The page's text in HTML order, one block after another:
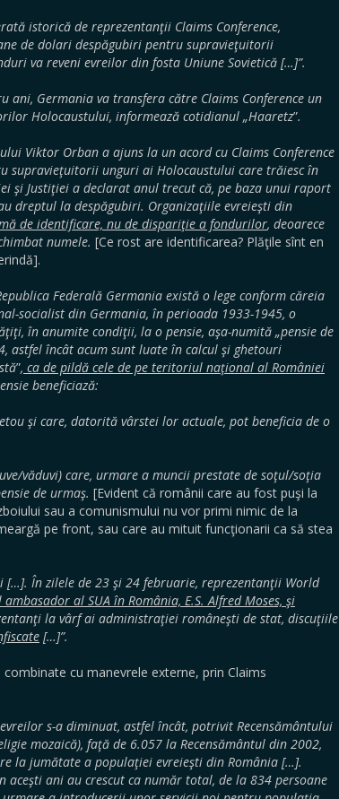
istorică de reprezentanţii Claims Conference,
de dolari despăgubiri pentru supravieţuitorii
va reveni evreilor din fosta Uniune Sovietică […]”.
Germania va transfera către Claims Conference un
Holocaustului, informează cotidianul „Haaretz”.
Viktor Orban a ajuns la un acord cu Claims Conference
supravieţuitorii unguri ai Holocaustului care trăiesc în
Justiţiei a declarat anul trecut că, pe baza unui raport
dreptul la despăgubiri. Organizaţiile evreieşti din
de identificare, nu de dispariţie a fondurilor, deoarece
numele. [Ce rost are identificarea? Plăţile sînt en
Federală Germania există o lege conform căreia
socialist din Germania, în perioada 1933-1945, o
în anumite condiţii, la o pensie, aşa-numită „pensie de
astfel încât acum sunt luate în calcul şi ghetouri
”, ca de pildă cele de pe teritoriul naţional al României
beneficiază:
şi care, datorită vârstei lor actuale, pot beneficia de o
văduvi) care, urmare a muncii prestate de soţul/soţia
de urmaş. [Evident că românii care au fost puşi la
sau a comunismului nu vor primi nimic de la
pe front, sau care au mituit funcţionarii ca să stea
[…]. În zilele de 23 şi 24 februarie, reprezentanţii World
ambasador al SUA în România, E.S. Alfred Moses, şi
la vârf ai administraţiei româneşti de stat, discuţiile
[…]”.
cu manevrele externe, prin Claims
s-a diminuat, astfel încât, potrivit Recensământului
mozaică), faţă de 6.057 la Recensământul din 2002,
la jumătate a populaţiei evreieşti din România […].
aceşti ani au crescut ca număr total, de la 834 persoane